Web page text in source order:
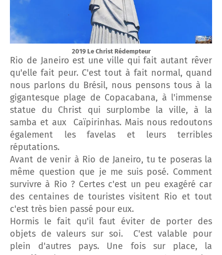
2019 Le Christ Rédempteur
Rio de Janeiro est une ville qui fait autant rêver
qu'elle fait peur. C'est tout à fait normal, quand
nous parlons du Brésil, nous pensons tous à la
gigantesque plage de Copacabana, à l'immense
statue du Christ qui surplombe la ville, à la
samba et aux Caïpirinhas. Mais nous redoutons
également les favelas et leurs terribles
réputations.
Avant de venir à Rio de Janeiro, tu te poseras la
même question que je me suis posé. Comment
survivre à Rio ? Certes c'est un peu exagéré car
des centaines de touristes visitent Rio et tout
c'est très bien passé pour eux.
Hormis le fait qu'il faut éviter de porter des
objets de valeurs sur soi. C'est valable pour
plein d'autres pays. Une fois sur place, la